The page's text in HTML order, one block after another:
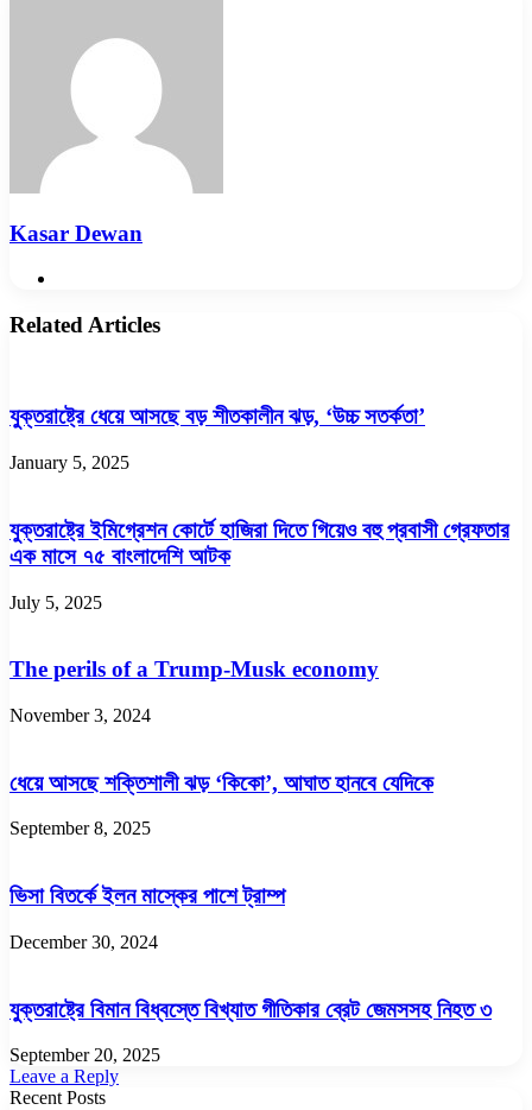
Kasar Dewan
Related Articles
যুক্তরাষ্ট্রে ধেয়ে আসছে বড় শীতকালীন ঝড়, ‘উচ্চ সতর্কতা’
January 5, 2025
যুক্তরাষ্ট্রে ইমিগ্রেশন কোর্টে হাজিরা দিতে গিয়েও বহু প্রবাসী গ্রেফতার
এক মাসে ৭৫ বাংলাদেশি আটক
July 5, 2025
The perils of a Trump-Musk economy
November 3, 2024
ধেয়ে আসছে শক্তিশালী ঝড় ‘কিকো’, আঘাত হানবে যেদিকে
September 8, 2025
ভিসা বিতর্কে ইলন মাস্কের পাশে ট্রাম্প
December 30, 2024
যুক্তরাষ্ট্রে বিমান বিধ্বস্তে বিখ্যাত গীতিকার ব্রেট জেমসসহ নিহত ৩
September 20, 2025
Leave a Reply
Recent Posts